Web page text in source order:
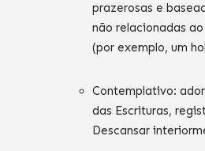
prazerosas e
não relacionadas
(por exemplo, um
Contemplativo:
das Escrituras,
Descansar